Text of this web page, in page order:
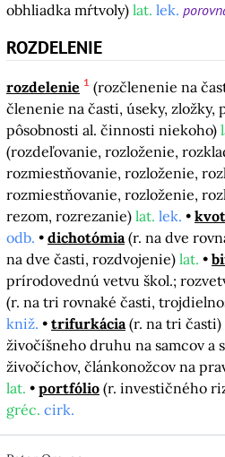
obhliadka mŕtvoly) lat. lek.
ROZDELENIE
rozdelenie 1 (rozčlenenie na
členenie na časti, úseky, zložky,
pôsobnosti al. činnosti niekoho)
(rozdeľovanie, rozloženie,
rozmiestňovanie, rozloženie,
rozmiestňovanie, rozloženie,
rezom, rozrezanie) lat. lek.
odb.
dichotómia (r. na dve
na dve časti, rozdvojenie) lat.
prírodovednú vetvu škol.;
(r. na tri rovnaké časti,
kniž.
trifurkácia (r. na tri časti)
živočíšneho druhu na samcov
živočíchov, článkonožcov na
lat.
portfólio (r. investičného
gréc. cirk.